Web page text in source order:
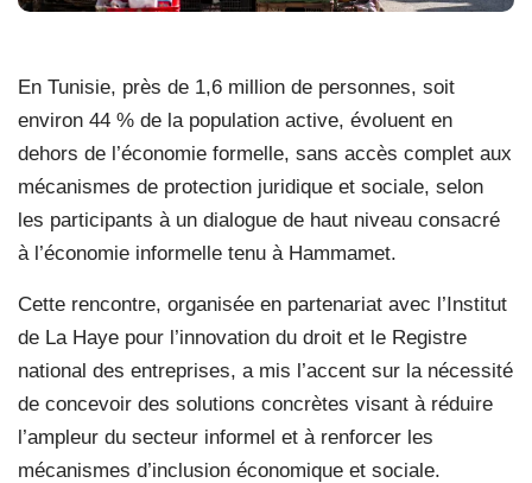
En Tunisie, près de 1,6 million de personnes, soit
environ 44 % de la population active, évoluent en
dehors de l’économie formelle, sans accès complet aux
mécanismes de protection juridique et sociale, selon
les participants à un dialogue de haut niveau consacré
à l’économie informelle tenu à Hammamet.
Cette rencontre, organisée en partenariat avec l’Institut
de La Haye pour l’innovation du droit et le Registre
national des entreprises, a mis l’accent sur la nécessité
de concevoir des solutions concrètes visant à réduire
l’ampleur du secteur informel et à renforcer les
mécanismes d’inclusion économique et sociale.